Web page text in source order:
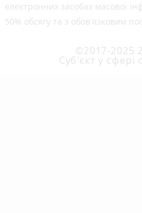
електронних засобах масової
50% обсягу та з обов'язковим
©2017-2025
Cуб'єкт у сфері